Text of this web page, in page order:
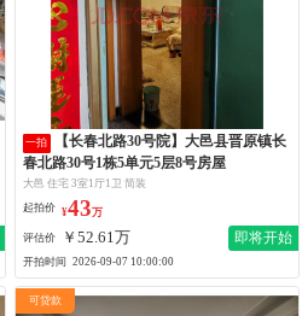
一拍
春北路30号1栋5单元5层8号房屋
大邑 住宅 3室1厅1卫 简装
起拍价 ¥43万
评估价 ￥52.61万 即将开始
开拍时间 2026-09-07 10:00:00
可贷款